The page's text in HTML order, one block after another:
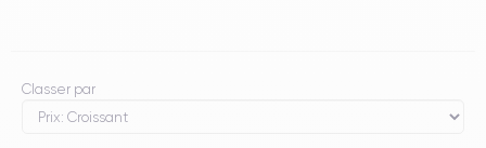
Classer par